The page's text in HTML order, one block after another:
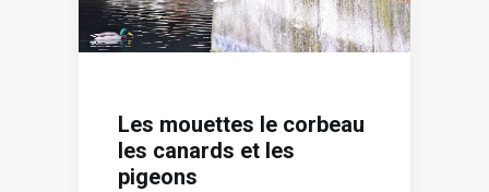
Les mouettes le corbeau
les canards et les
pigeons